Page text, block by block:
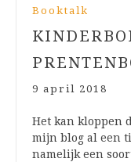
Booktalk
9 april 2018
Het kan kloppen
mijn blog al een
namelijk een